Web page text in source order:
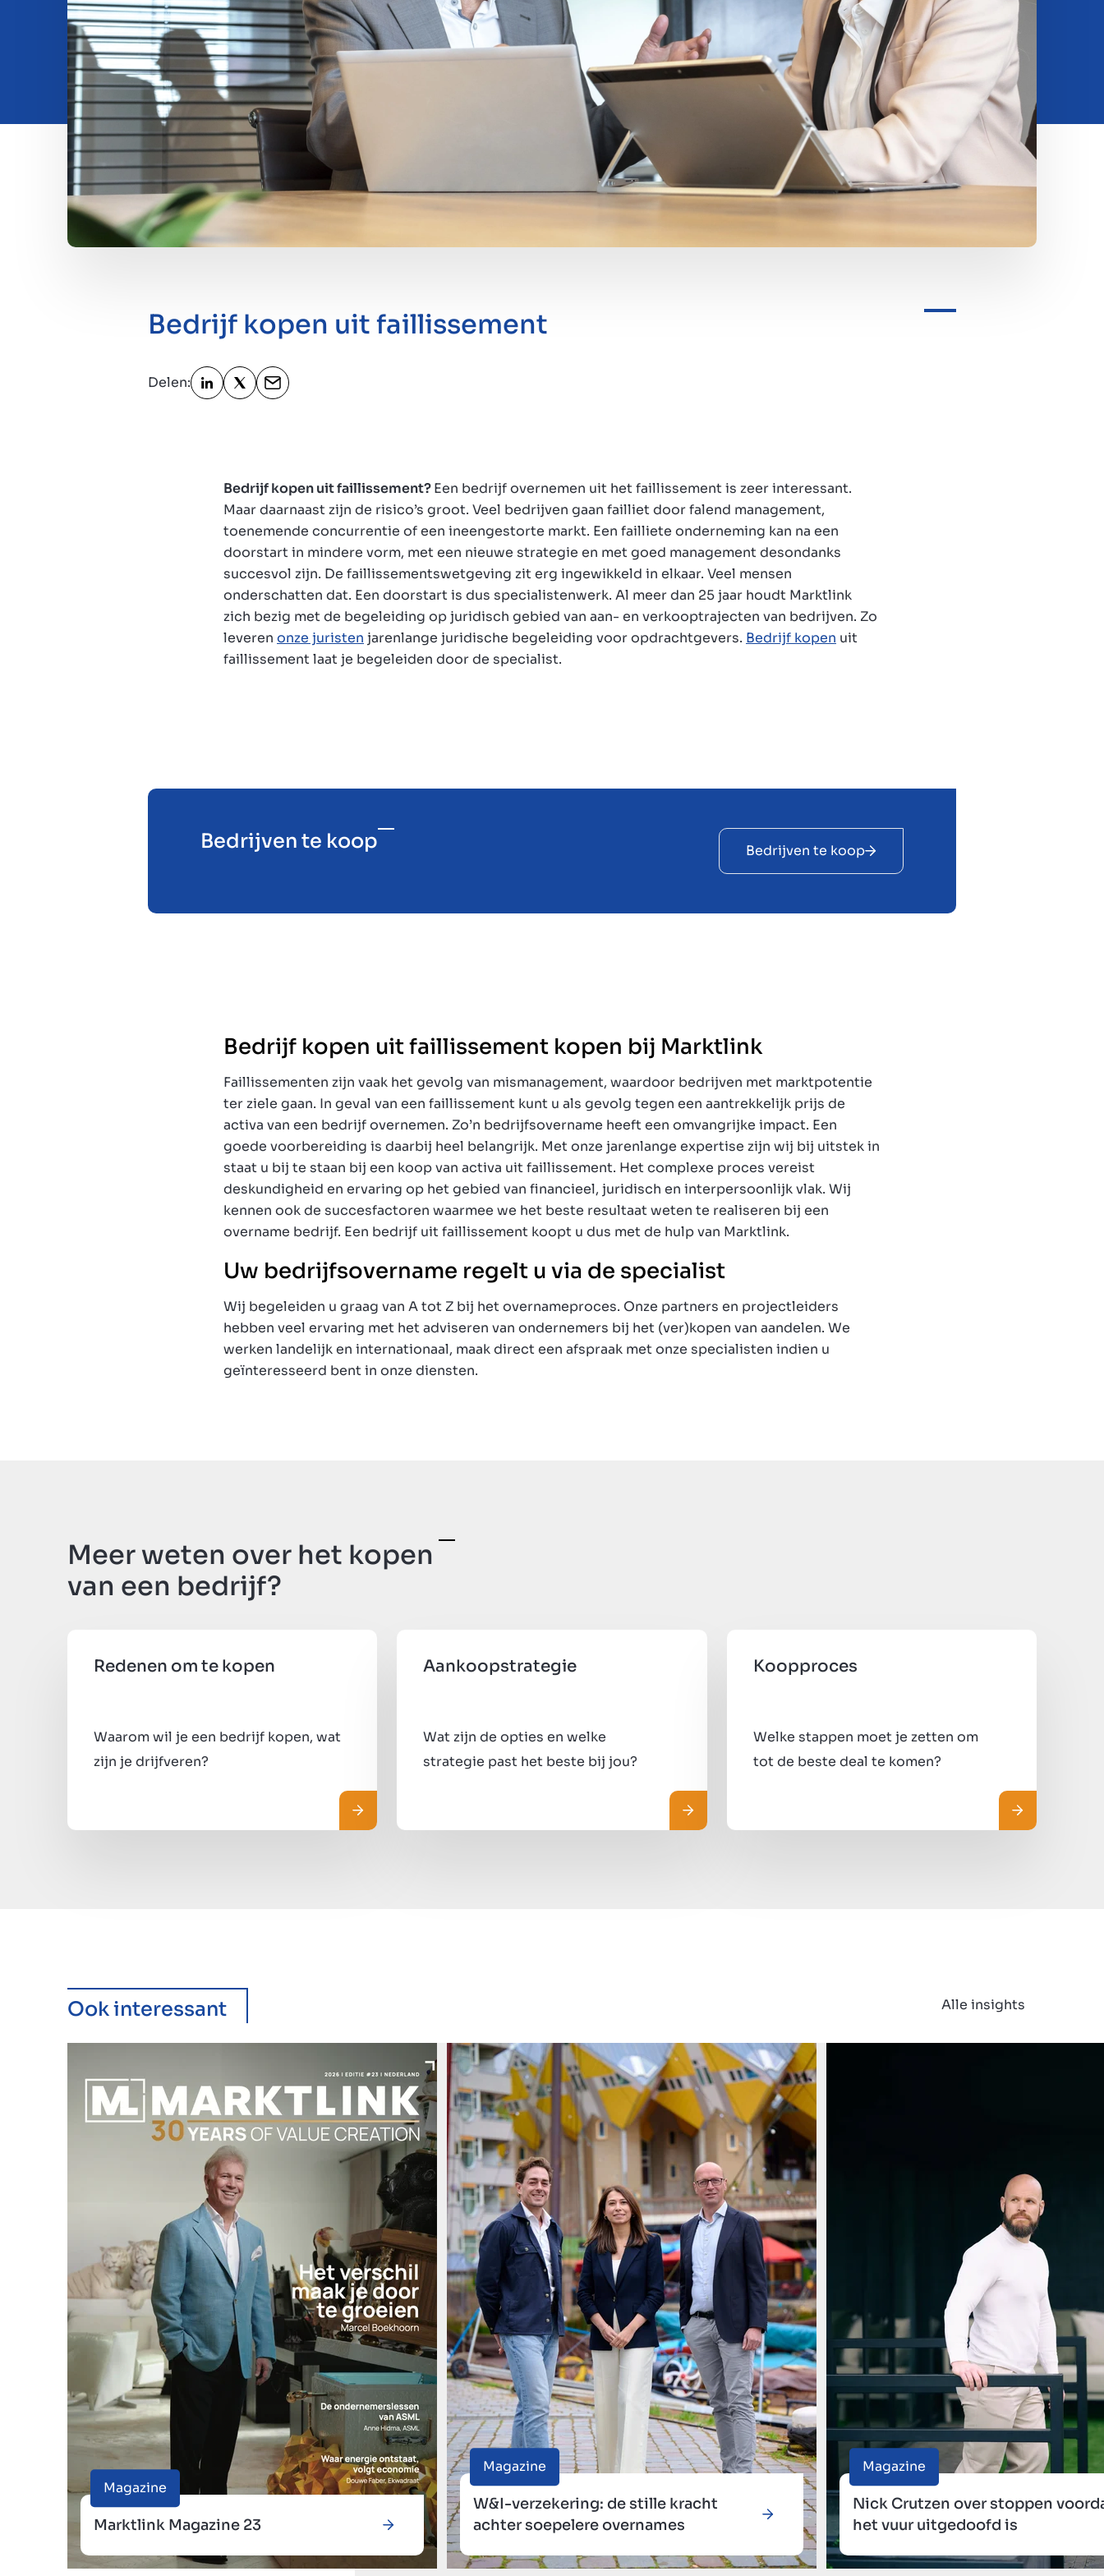
Investeren
Insights
Over ons
Bedrijf kopen uit faillissement
Delen:
Bedrijf kopen uit faillissement?Een bedrijf overnemen uit het faillissement is zeer interessant.
Maar daarnaast zijn de risico’s groot. Veel bedrijven gaan failliet door falend management,
toenemende concurrentie of een ineengestorte markt. Een failliete onderneming kan na een
doorstart in mindere vorm, met een nieuwe strategie en met goed management desondanks
succesvol zijn. De faillissementswetgeving zit erg ingewikkeld in elkaar. Veel mensen
onderschatten dat. Een doorstart is dus specialistenwerk. Al meer dan 25 jaar houdt Marktlink
zich bezig met de begeleiding op juridisch gebied van aan- en verkooptrajecten van bedrijven. Zo
leveren onze juristen jarenlange juridische begeleiding voor opdrachtgevers. Bedrijf kopen uit
faillissement laat je begeleiden door de specialist.
Bedrijven te koop Bedrijven te koop
Bedrijf kopen uit faillissement kopen bij Marktlink
Faillissementen zijn vaak het gevolg van mismanagement, waardoor bedrijven met marktpotentie
ter ziele gaan. In geval van een faillissement kunt u als gevolg tegen een aantrekkelijk prijs de
activa van een bedrijf overnemen. Zo’n bedrijfsovername heeft een omvangrijke impact. Een
goede voorbereiding is daarbij heel belangrijk. Met onze jarenlange expertise zijn wij bij uitstek in
staat u bij te staan bij een koop van activa uit faillissement. Het complexe proces vereist
deskundigheid en ervaring op het gebied van financieel, juridisch en interpersoonlijk vlak. Wij
kennen ook de succesfactoren waarmee we het beste resultaat weten te realiseren bij een
overname bedrijf. Een bedrijf uit faillissement koopt u dus met de hulp van Marktlink.
Uw bedrijfsovername regelt u via de specialist
Wij begeleiden u graag van A tot Z bij het overnameproces. Onze partners en projectleiders
hebben veel ervaring met het adviseren van ondernemers bij het (ver)kopen van aandelen. We
werken landelijk en internationaal, maak direct een afspraak met onze specialisten indien u
geïnteresseerd bent in onze diensten.
Meer weten over het kopen
van een bedrijf?
Redenen om te kopen
Waarom wil je een bedrijf kopen, wat
zijn je drijfveren?
Lees meer
Aankoopstrategie
Wat zijn de opties en welke
strategie past het beste bij jou?
Lees meer
Koopproces
Welke stappen moet je zetten om
tot de beste deal te komen?
Lees meer
Ook interessant Alle insights
Magazine
Marktlink Magazine 23
Magazine
W&I-verzekering: de stille kracht
achter soepelere overnames
Magazine
Nick Crutzen over stoppen
het vuur uitgedoofd is